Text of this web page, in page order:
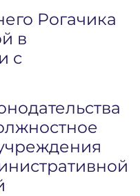
Рогачика
в
с